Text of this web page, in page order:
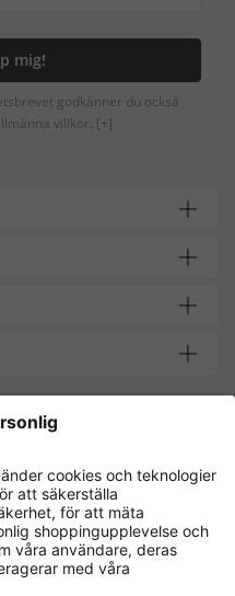
mig!
godkänner du också
villkor. [+]